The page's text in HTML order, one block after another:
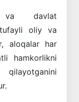
va davlat
oliy va
aloqalar har
hamkorlikni